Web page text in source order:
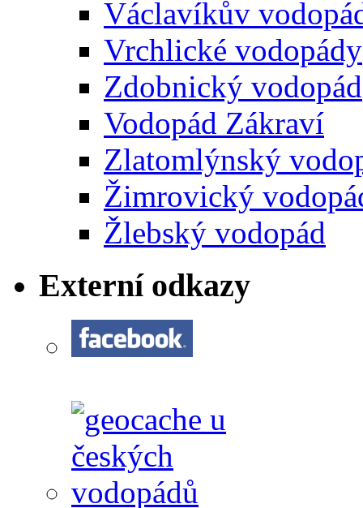
Václavíkův
Vrchlické vodopády
Zdobnický vodopád
Vodopád Zákraví
Zlatomlýnský
Žimrovický
Žlebský vodopád
Externí odkazy